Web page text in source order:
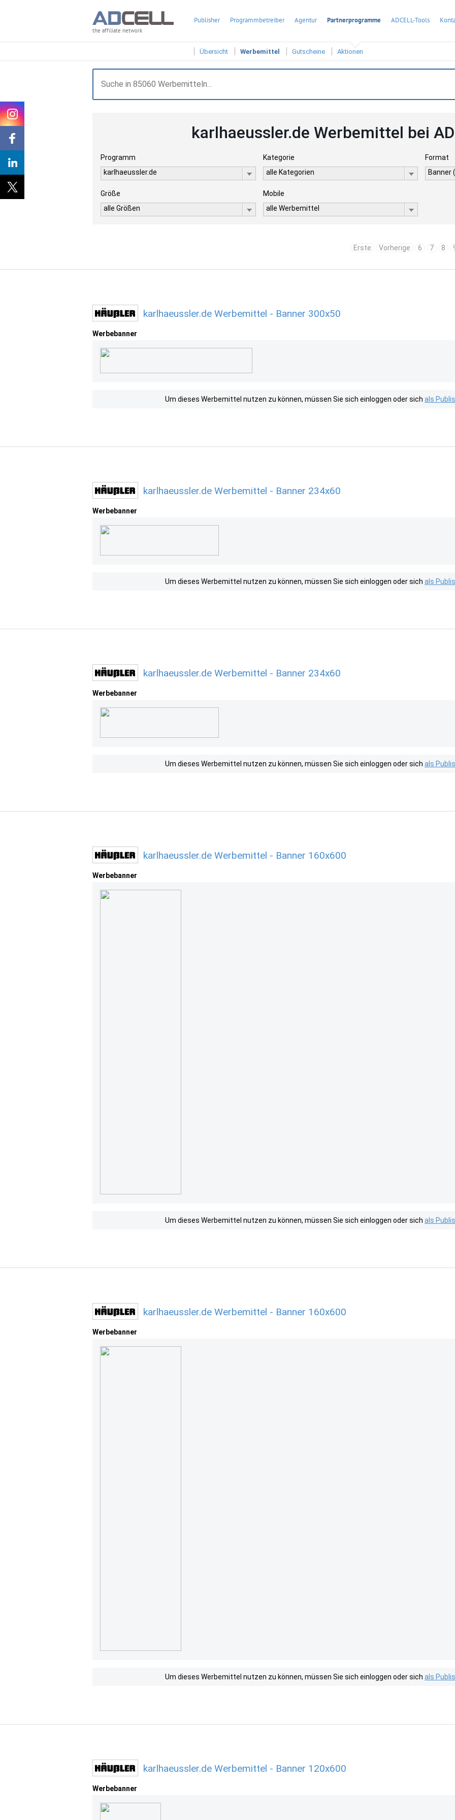
the affiliate network
Publisher Programmbetreiber Agentur Partnerprogramme ADCELL-Tools
Übersicht Werbemittel Gutscheine Aktionen
karlhaeussler.de Werbemittel bei
Programm
karlhaeussler.de
Kategorie
alle Kategorien
Format
Banner
Größe
alle Größen
Mobile
alle Werbemittel
Erste Vorherige 6 7 8
karlhaeussler.de Werbemittel - Banner 300x50
Werbebanner
Um dieses Werbemittel nutzen zu können, müssen Sie sich einloggen oder sich als
karlhaeussler.de Werbemittel - Banner 234x60
Werbebanner
Um dieses Werbemittel nutzen zu können, müssen Sie sich einloggen oder sich als
karlhaeussler.de Werbemittel - Banner 234x60
Werbebanner
Um dieses Werbemittel nutzen zu können, müssen Sie sich einloggen oder sich als
karlhaeussler.de Werbemittel - Banner 160x600
Werbebanner
Um dieses Werbemittel nutzen zu können, müssen Sie sich einloggen oder sich als
karlhaeussler.de Werbemittel - Banner 160x600
Werbebanner
Um dieses Werbemittel nutzen zu können, müssen Sie sich einloggen oder sich als
karlhaeussler.de Werbemittel - Banner 120x600
Werbebanner